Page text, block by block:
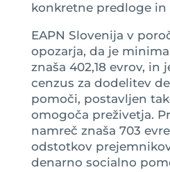
konkretne predloge in
EAPN Slovenija v
opozarja, da je
znaša 402,18 evrov, in
cenzus za dodelitev
pomoči, postavljen
omogoča preživetja.
namreč znaša 703
odstotkov
denarno socialno